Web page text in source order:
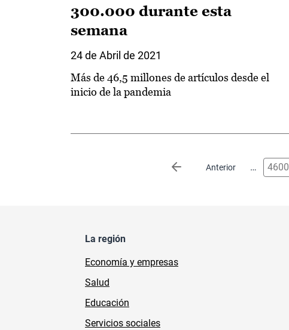
300.000 durante esta
semana
24 de Abril de 2021
Más de 46,5 millones de artículos desde el
inicio de la pandemia
Anterior
Página anterior … 4600
La región
Economía y empresas
Salud
Educación
Servicios sociales